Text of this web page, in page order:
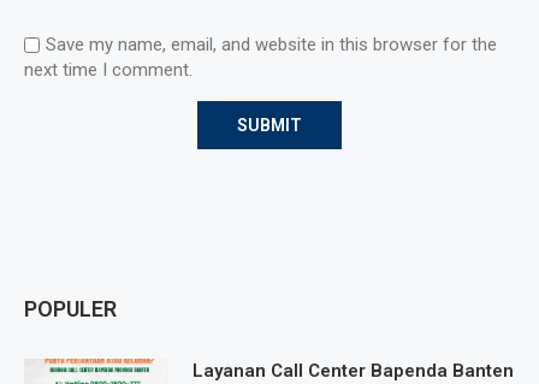
Save my name, email, and website in this browser for the
next time I comment.
POPULER
Layanan Call Center Bapenda Banten